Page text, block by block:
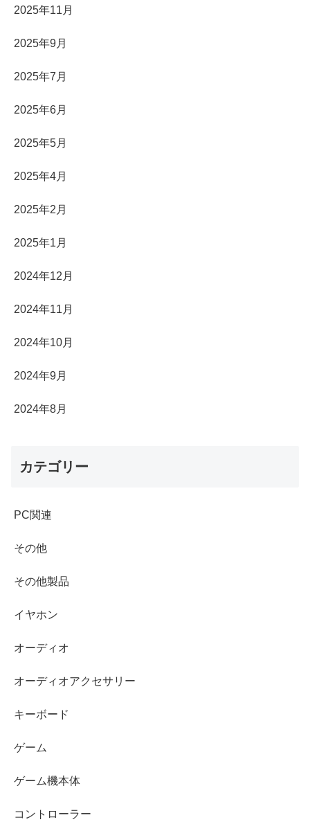
2025年11月
2025年9月
2025年7月
2025年6月
2025年5月
2025年4月
2025年2月
2025年1月
2024年12月
2024年11月
2024年10月
2024年9月
2024年8月
カテゴリー
PC関連
その他
その他製品
イヤホン
オーディオ
オーディオアクセサリー
キーボード
ゲーム
ゲーム機本体
コントローラー